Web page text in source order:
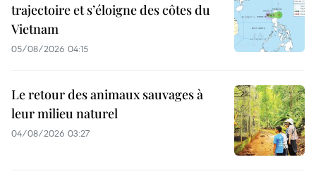
trajectoire et s’éloigne des côtes du
Vietnam
05/08/2026 04:15
Le retour des animaux sauvages à
leur milieu naturel
04/08/2026 03:27